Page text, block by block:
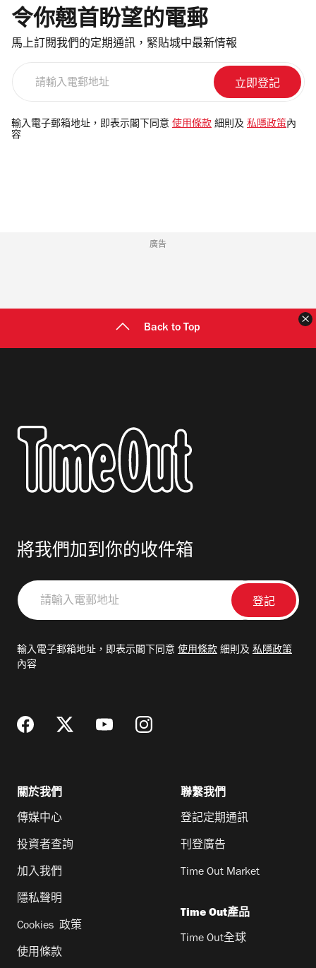
令你翹首盼望的電郵
馬上訂閱我們的定期通訊，緊貼城中最新情報
電
郵
輸入電子郵箱地址，即表示閣下同意 使用條款 細則及 私隱政策 內
容
廣告
Back to Top
將我們加到你的收件箱
請
輸
郵
輸入電子郵箱地址，即表示閣下同意 使用條款 細則及 私隱政策
內容
關於我們
傳媒中心
投資者查詢
加入我們
隱私聲明
Cookies 政策
使用條款
聯繫我們
登記定期通訊
刊登廣告
Time Out Market
Time Out產品
Time Out全球